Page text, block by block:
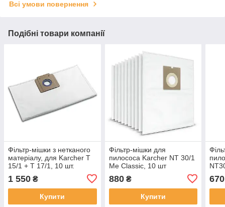
Всі умови повернення
Подібні товари компанії
Фільтр-мішки з нетканого
матеріалу, для Karcher T
15/1 + T 17/1, 10 шт.
1 550 ₴
Купити
Фільтр-мішки для
пилососа Karcher NT 30/1
Me Classic, 10 шт
880₴
Купити
670